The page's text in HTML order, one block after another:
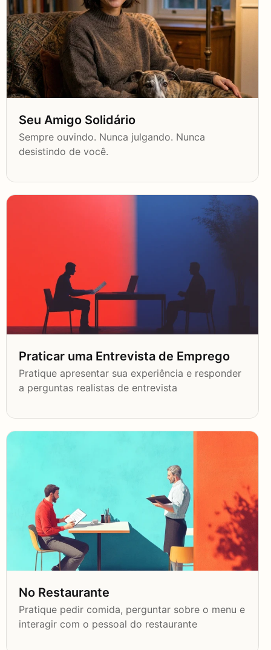
Seu Amigo Solidário
Sempre ouvindo. Nunca julgando. Nunca
desistindo de você.
Praticar uma Entrevista de Emprego
Pratique apresentar sua experiência e responder
a perguntas realistas de entrevista
No Restaurante
Pratique pedir comida, perguntar sobre o menu e
interagir com o pessoal do restaurante